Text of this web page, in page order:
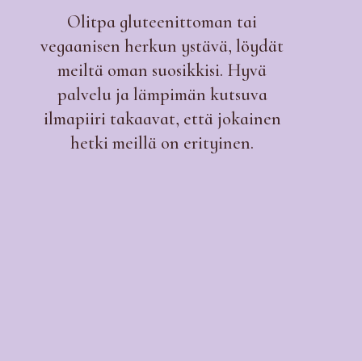
Olitpa gluteenittoman tai
vegaanisen herkun ystävä, löydät
meiltä oman suosikkisi. Hyvä
palvelu ja lämpimän kutsuva
ilmapiiri takaavat, että jokainen
hetki meillä on erityinen.